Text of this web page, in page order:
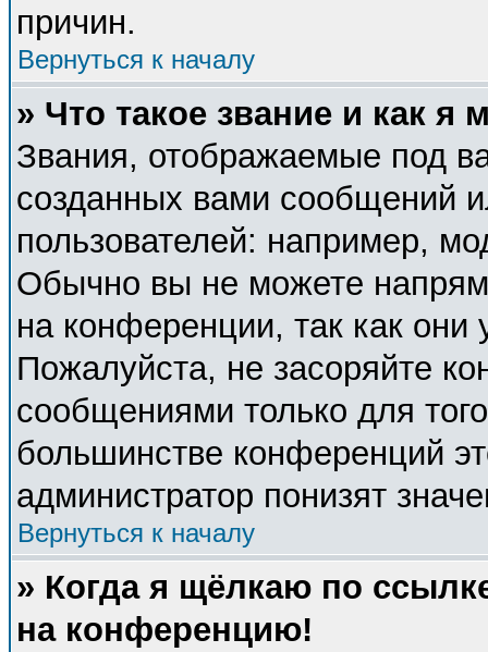
причин.
Вернуться к началу
» Что такое звание и как я
Звания, отображаемые под
созданных вами сообщений
пользователей: например,
Обычно вы не можете
на конференции, так как
Пожалуйста, не засоряйте
сообщениями только для
большинстве конференций
администратор понизят
Вернуться к началу
» Когда я щёлкаю по
на конференцию!